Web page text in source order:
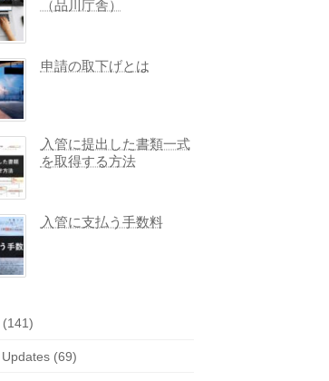
（品川庁舎）
申請の取下げとは
入管に提出した書類一式
を取得する方法
入管に支払う手数料
(69)